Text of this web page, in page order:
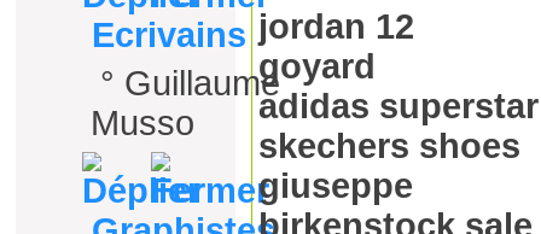
Ecrivains
° Guillaume
Musso
jordan 12
goyard
adidas superstar
skechers shoes
giuseppe
birkenstock sale